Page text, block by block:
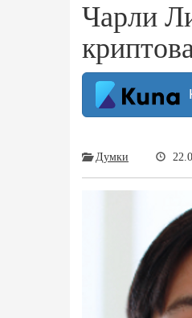
Чарли
Думки